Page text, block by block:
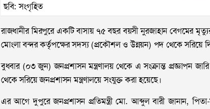
ছবি: সংগৃহিত
রাজধানীর মিরপুরে একটি বাসায় ৭৫ বছর বয়সী নুরজাহান বেগমের
মোংলা বন্দর কর্তৃপক্ষের সদস্য (প্রকৌশল ও উন্নয়ন) পদ থেকে সরিয়ে
বুধবার (০৩ জুন) জনপ্রশাসন মন্ত্রণালয় থেকে এ সংক্রান্ত প্রজ্ঞাপন
থেকে সরিয়ে জনপ্রশাসন মন্ত্রণালয়ে সংযুক্ত করা হয়েছে।
এর আগে দুপুরে জনপ্রশাসন প্রতিমন্ত্রী মো. আব্দুল বারী জানান,